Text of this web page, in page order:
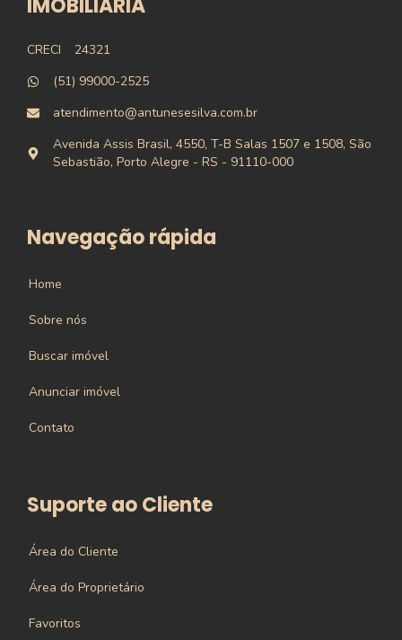
IMOBILIARIA
CRECI
24321
(51) 99000-2525
atendimento@antunesesilva.com.br
Avenida Assis Brasil, 4550, T-B Salas 1507 e 1508, São
Sebastião, Porto Alegre - RS - 91110-000
Navegação rápida
Home
Sobre nós
Buscar imóvel
Anunciar imóvel
Contato
Suporte ao Cliente
Área do Cliente
Área do Proprietário
Favoritos